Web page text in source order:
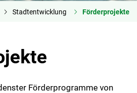
Stadtentwicklung Förderprojekte
Förderprogramme von